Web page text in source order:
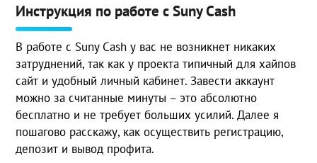
Инструкция по работе с Suny Cash
В работе с Suny Cash у вас не возникнет никаких
затруднений, так как у проекта типичный для хайпов
сайт и удобный личный кабинет. Завести аккаунт
можно за считанные минуты – это абсолютно
бесплатно и не требует больших усилий. Далее я
пошагово расскажу, как осуществить регистрацию,
депозит и вывод профита.